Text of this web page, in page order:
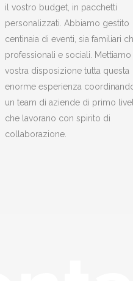
il vostro budget, in pacchetti
personalizzati. Abbiamo gestito
centinaia di eventi, sia familiari
professionali e sociali. Mettiamo
vostra disposizione tutta questa
enorme esperienza
un team di aziende di primo
che lavorano con spirito di
collaborazione.